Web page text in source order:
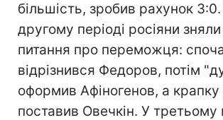
більшість, зробив рахунок
другому періоді росіяни зняли
питання про переможця:
відрізнився Федоров, потім
оформив Афіногенов, а крапку
поставив Овечкін. У третьому